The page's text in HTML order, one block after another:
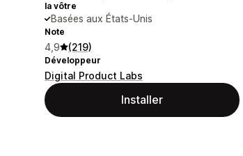
la vôtre
Basées aux États-Unis
Note
4,9 (219)
Développeur
Digital Product Labs
Installer